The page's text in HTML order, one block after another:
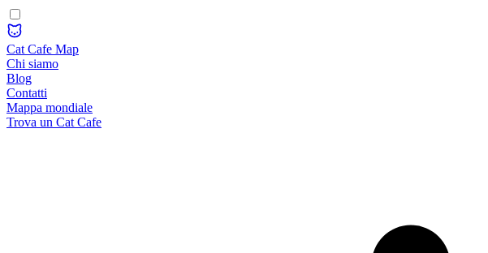
Cat Cafe Map
Chi siamo
Blog
Contatti
Mappa mondiale
Trova un Cat Cafe